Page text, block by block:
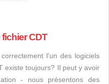
CDT
l'un des logiciels
existe toujours? Il peut y avoir
- nous présentons des